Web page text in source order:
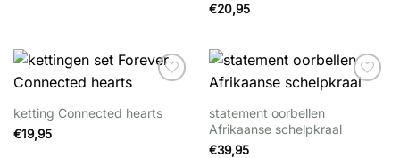
€20,95
ketting Connected hearts
€19,95
statement oorbellen
Afrikaanse schelpkraal
€39,95